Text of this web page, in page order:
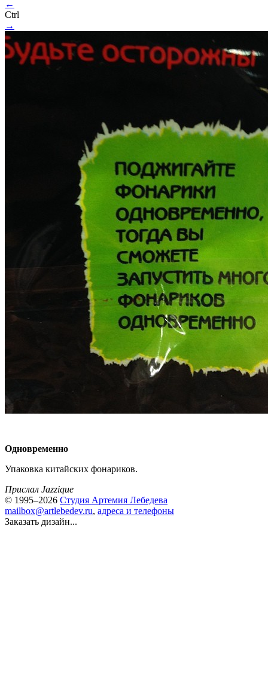
←
Ctrl
→
Одновременно
Упаковка китайских фонариков.
Прислал Jazzique
© 1995–2026 Студия Артемия Лебедева
mailbox@artlebedev.ru, адреса и телефоны
Заказать дизайн...